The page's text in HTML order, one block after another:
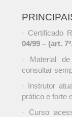
· Certificado
04/99 – (art.
· Material
consultar
· Instrutor
prático e forte
· Curso